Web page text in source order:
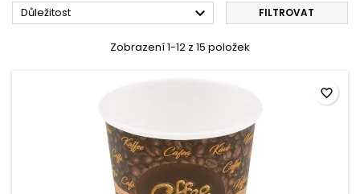
Důležitost  FILTROVAT
Zobrazení 1-12 z 15 položek
favorite_border